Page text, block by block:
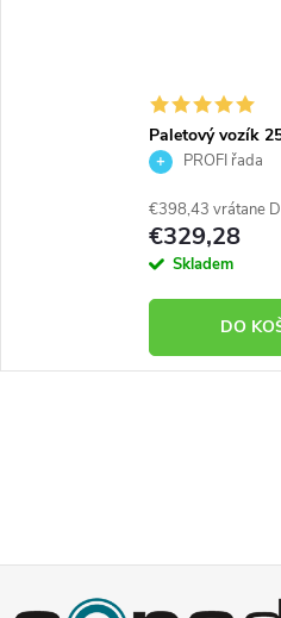
Paletový vozík
mm 27075-98
PROFI řada
€398,43 vrátane
€329,28
Skladem
DO